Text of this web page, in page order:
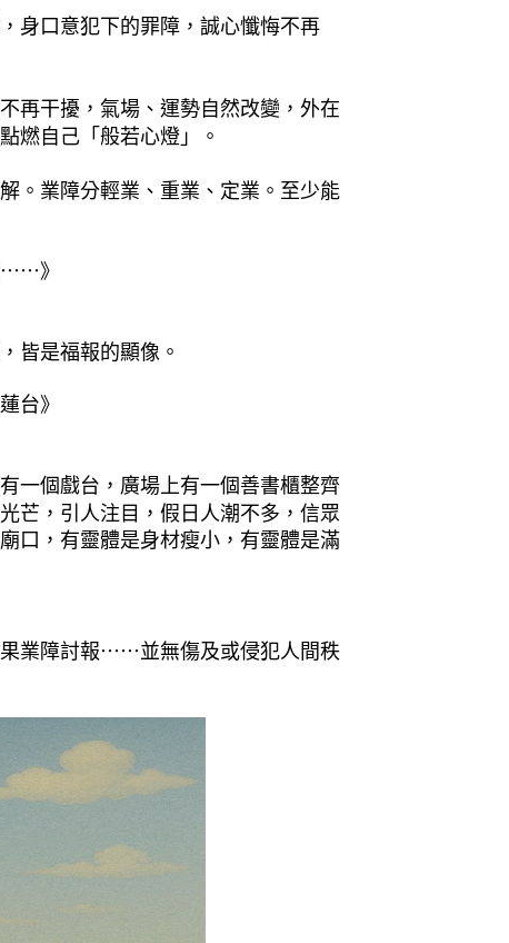
身口意犯下的罪障，誠心懺悔不再
再干擾，氣場、運勢自然改變，外在
燃自己「般若心燈」。
。業障分輕業、重業、定業。至少能
⋯⋯》
皆是福報的顯像。
台》
一個戲台，廣場上有一個善書櫃整齊
芒，引人注目，假日人潮不多，信眾
口，有靈體是身材瘦小，有靈體是滿
業障討報⋯⋯並無傷及或侵犯人間秩